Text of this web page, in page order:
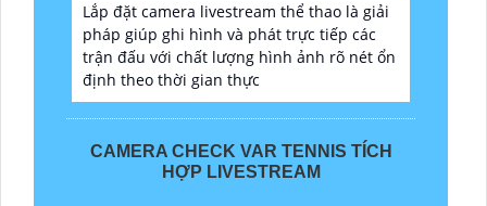
Lắp đặt camera livestream thể thao là giải
pháp giúp ghi hình và phát trực tiếp các
trận đấu với chất lượng hình ảnh rõ nét ổn
định theo thời gian thực
CAMERA CHECK VAR TENNIS TÍCH
HỢP LIVESTREAM